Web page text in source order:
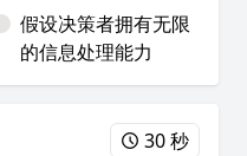
假设决策者拥有无限
的信息处理能力
30 秒